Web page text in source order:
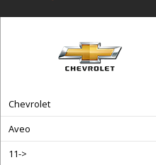
Chevrolet
Aveo
11->